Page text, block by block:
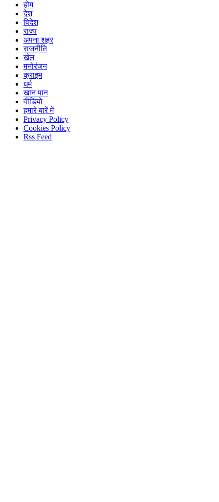
होम
देश
विदेश
राज्य
अपना शहर
राजनीति
खेल
मनोरंजन
क्राइम
धर्म
खान पान
वीडियो
हमारे बारें में
Privacy Policy
Cookies Policy
Rss Feed